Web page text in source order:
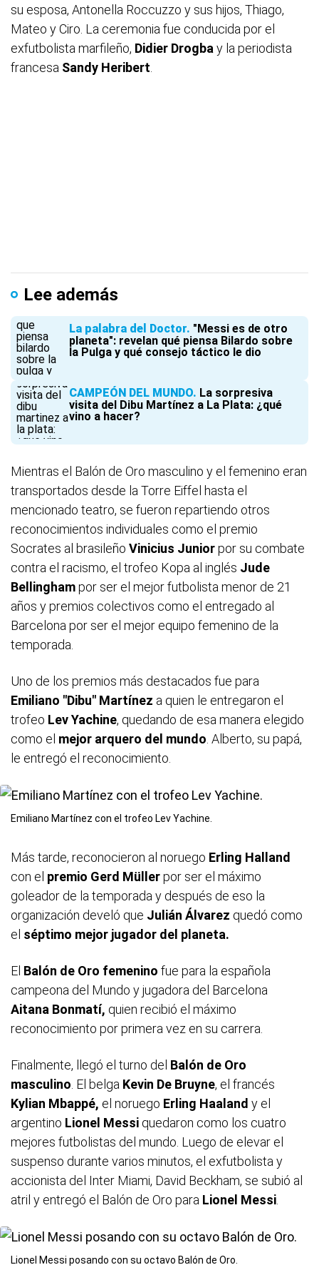
su esposa, Antonella Roccuzzo y sus hijos, Thiago,
Mateo y Ciro. La ceremonia fue conducida por el
exfutbolista marfileño, Didier Drogba y la periodista
francesa Sandy Heribert
Lee además
La palabra del Doctor "Messi es de otro
planeta": revelan qué piensa Bilardo sobre
la Pulga y qué consejo táctico le dio
CAMPEÓN DEL MUNDO La sorpresiva
visita del Dibu Martínez a La Plata: ¿qué
vino a hacer?
Mientras el Balón de Oro masculino y el femenino eran
transportados desde la Torre Eiffel hasta el
mencionado teatro, se fueron repartiendo otros
reconocimientos individuales como el premio
Socrates al brasileño Vinicius Juniorpor su combate
contra el racismo, el trofeo Kopa al inglés Jude
Bellinghampor ser el mejor futbolista menor de 21
años y premios colectivos como el entregado al
Barcelona por ser el mejor equipo femenino de la
temporada.
Uno de los premios más destacados fue para
Emiliano "Dibu" Martínez a quien le entregaron el
trofeo Lev Yachine, quedando de esa manera elegido
como el mejor arquero del mundo . Alberto, su papá,
le entregó el reconocimiento.
Emiliano Martínez con el trofeo Lev Yachine.
Más tarde, reconocieron al noruego Erling Halland
con el premio Gerd Müllerpor ser el máximo
goleador de la temporada y después de eso la
organización develó que Julián Álvarez quedó como
el séptimo mejor jugador del planeta.
El Balón de Oro femenino fue para la española
campeona del Mundo y jugadora del Barcelona
Aitana Bonmatí, quien recibió el máximo
reconocimiento por primera vez en su carrera.
Finalmente, llegó el turno del Balón de Oro
masculino . El belga Kevin De Bruyne, el francés
Kylian Mbappé, el noruego Erling Haaland y el
argentino Lionel Messi quedaron como los cuatro
mejores futbolistas del mundo. Luego de elevar el
suspenso durante varios minutos, el exfutbolista y
accionista del Inter Miami, David Beckham, se subió al
atril y entregó el Balón de Oro para Lionel Messi
Lionel Messi posando con su octavo Balón de Oro.